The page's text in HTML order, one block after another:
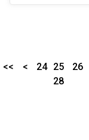
<< < 24 25 26
28